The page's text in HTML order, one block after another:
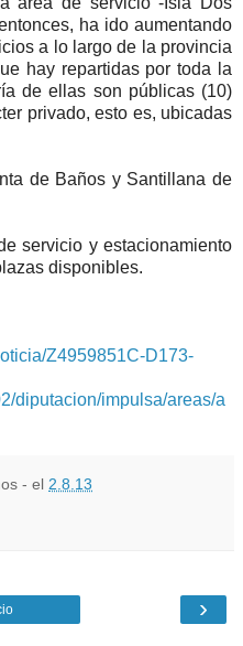
ha ido aumentando
a lo largo de la provincia
hay repartidas por toda la
de ellas son públicas (10)
privado, esto es, ubicadas
de Baños y Santillana de
servicio y estacionamiento
disponibles.
Z4959851C-D173-
diputacion/impulsa/areas/a
- el 2.8.13
›